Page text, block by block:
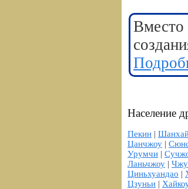
Вместо
Население
Пекин |
Цанчжоу |
Урумчи |
Ланьчжоу |
Циньхуандао |
Цзуньи |